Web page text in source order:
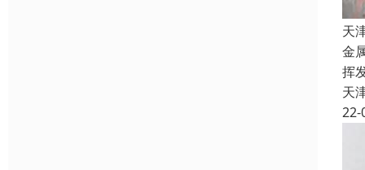
天
金
挥
天
22-